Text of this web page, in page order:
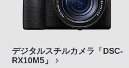
デジタルスチルカメラ「DSC-
RX10M5」